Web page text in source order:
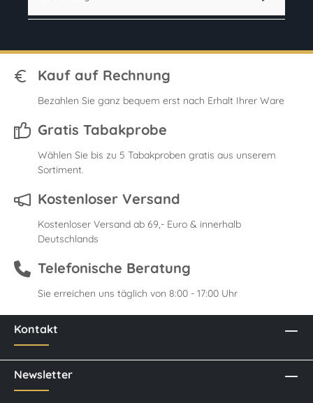
Kauf auf Rechnung
Bezahlen Sie ganz bequem erst nach Erhalt Ihrer Ware
Gratis Tabakprobe
Wählen Sie bis zu 5 Tabakproben gratis aus unserem
Sortiment.
Kostenloser Versand
Kostenloser Versand ab 69,- Euro & innerhalb
Deutschlands
Telefonische Beratung
Sie erreichen uns täglich von 8:00 - 17:00 Uhr
Kontakt
Newsletter